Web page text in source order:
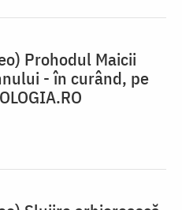
Prohodul Maicii
- în curând, pe